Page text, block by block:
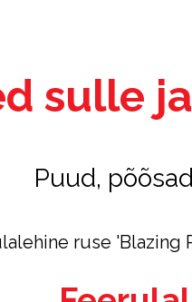
sulle
Puud, põõsad
ruse 'Blazing